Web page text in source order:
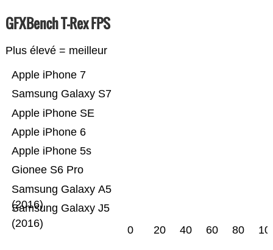
GFXBench T-Rex FPS
Plus élevé = meilleur
Samsung Galaxy J5
(2016)
Samsung Galaxy A5
(2016)
Gionee S6 Pro
Apple iPhone 5s
Apple iPhone 6
Apple iPhone SE
Samsung Galaxy S7
Apple iPhone 7
0 20 40 60 80